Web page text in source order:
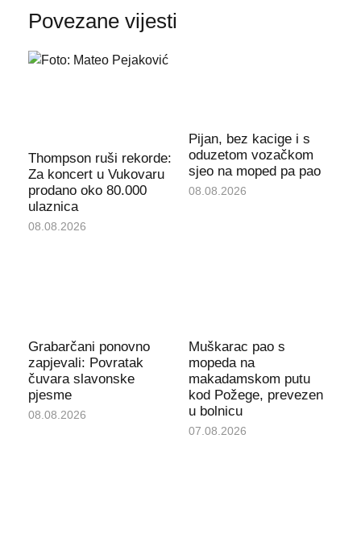
Povezane vijesti
Thompson ruši rekorde:
Za koncert u Vukovaru
prodano oko 80.000
ulaznica
08.08.2026
Pijan, bez kacige i s
oduzetom vozačkom
sjeo na moped pa pao
08.08.2026
Grabarčani ponovno
zapjevali: Povratak
čuvara slavonske
pjesme
08.08.2026
Muškarac pao s
mopeda na
makadamskom putu
kod Požege, prevezen
u bolnicu
07.08.2026